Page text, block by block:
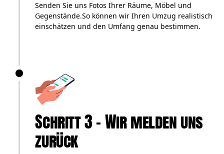
Senden Sie uns Fotos Ihrer Räume, Möbel und
Gegenstände.So können wir Ihren Umzug realistisch
einschätzen und den Umfang genau bestimmen.
Schritt 3 – Wir melden uns
zurück